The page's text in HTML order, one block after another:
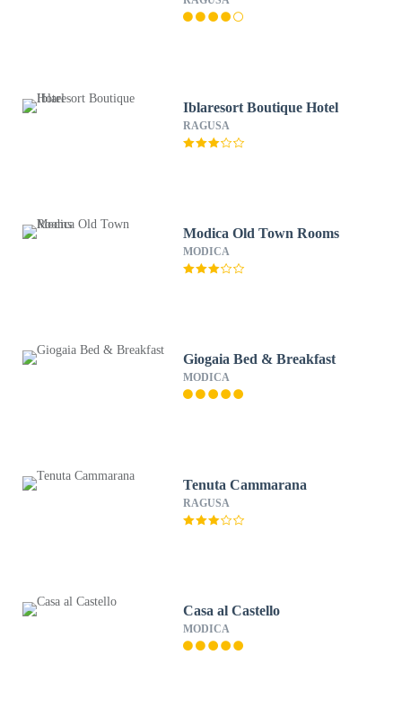
Iblaresort Boutique Hotel
RAGUSA
Modica Old Town Rooms
MODICA
Giogaia Bed & Breakfast
MODICA
Tenuta Cammarana
RAGUSA
Casa al Castello
MODICA